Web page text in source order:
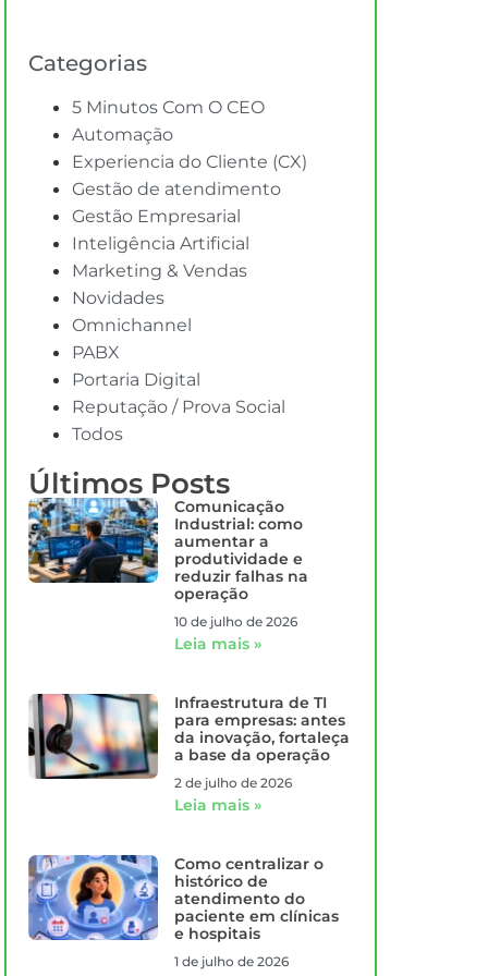
Categorias
5 Minutos Com O CEO
Automação
Experiencia do Cliente (CX)
Gestão de atendimento
Gestão Empresarial
Inteligência Artificial
Marketing & Vendas
Novidades
Omnichannel
PABX
Portaria Digital
Reputação / Prova Social
Todos
Últimos Posts
Comunicação
Industrial: como
aumentar a
produtividade e
reduzir falhas na
operação
10 de julho de 2026
Leia mais »
Infraestrutura de TI
para empresas: antes
da inovação, fortaleça
a base da operação
2 de julho de 2026
Leia mais »
Como centralizar o
histórico de
atendimento do
paciente em clínicas
e hospitais
1 de julho de 2026